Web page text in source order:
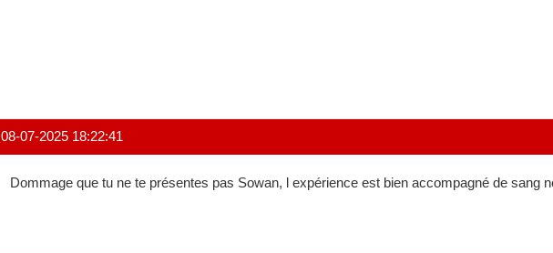
08-07-2025 18:22:41
Dommage que tu ne te présentes pas Sowan, l expérience est bien accompagné de sang